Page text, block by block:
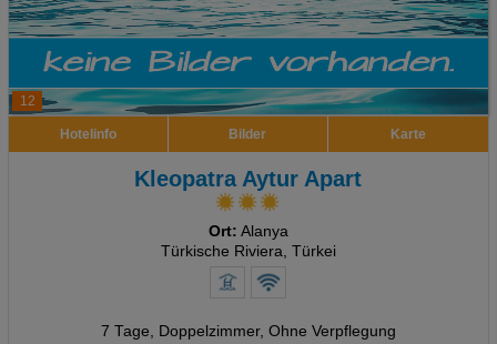
12
Hotelinfo Bilder Karte
Kleopatra Aytur Apart
Ort: Alanya
Türkische Riviera, Türkei
7 Tage, Doppelzimmer, Ohne Verpflegung